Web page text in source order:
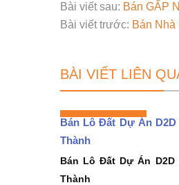
Bài viết sau: Bán GẤP
Bài viết trước: Bán
BÀI VIẾT LIÊN
Bán Lô Đất Dự Án
Thành
Bán Lô Đất Dự Án
Thành